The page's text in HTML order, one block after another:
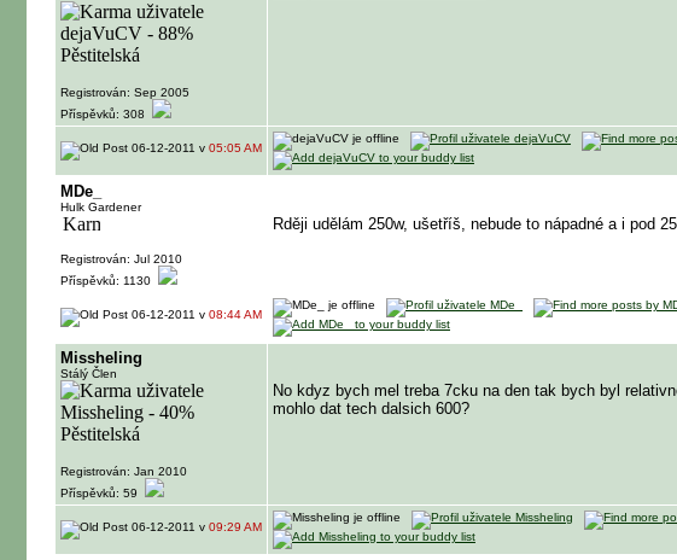
Registrován: Sep 2005
Příspěvků: 308
06-12-2011 v 05:05 AM
MDe_
Hulk Gardener
Registrován: Jul 2010
Příspěvků: 1130
Rději udělám 250w, ušetříš, nebude to nápadné a i pod
06-12-2011 v 08:44 AM
Missheling
Stálý Člen
Registrován: Jan 2010
Příspěvků: 59
No kdyz bych mel treba 7cku na den tak bych byl
mohlo dat tech dalsich 600?
06-12-2011 v 09:29 AM